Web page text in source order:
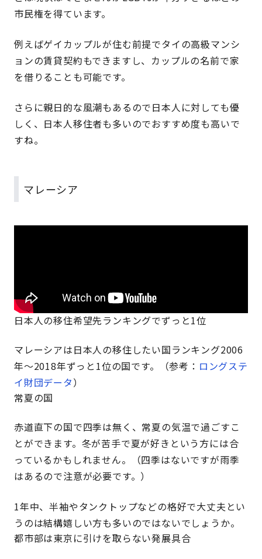
市民権を得ています。
例えばゲイカップルが住む前提でタイの高級マンシ
ョンの賃貸契約もできますし、カップルの名前で家
を借りることも可能です。
さらに親日的な風潮もあるので日本人に対しても優
しく、日本人移住者も多いのでおすすめ度も高いで
すね。
マレーシア
日本人の移住希望先ランキングでずっと1位
マレーシアは日本人の移住したい国ランキング2006
年～2018年ずっと1位の国です。（参考： ロングステ
イ財団データ）
常夏の国
赤道直下の国で四季は無く、常夏の気温で過ごすこ
とができます。冬が苦手で夏が好きという方には合
っているかもしれません。（四季はないですが雨季
はあるので注意が必要です。）
1年中、半袖やタンクトップなどの格好で大丈夫とい
うのは結構嬉しい方も多いのではないでしょうか。
都市部は東京に引けを取らない発展具合